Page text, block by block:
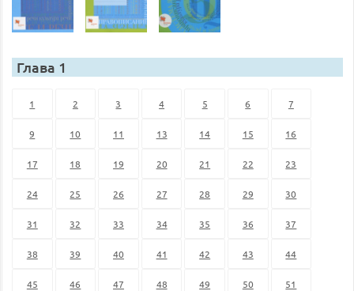
Глава 1
1 2 3 4 5 6 7
9 10 11 13 14 15 16
17 18 19 20 21 22 23
24 25 26 27 28 29 30
31 32 33 34 35 36 37
38 39 40 41 42 43 44
45 46 47 48 49 50 51